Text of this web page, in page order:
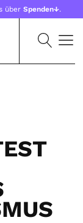
über Spenden↓.